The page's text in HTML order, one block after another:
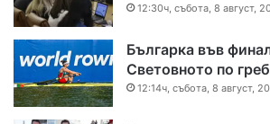
12:30ч, събота, 8 август,
Българка във
Световното по
12:14ч, събота, 8 август,